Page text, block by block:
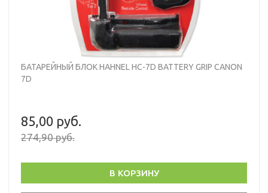
БАТАРЕЙНЫЙ БЛОК HAHNEL HC-7D BATTERY GRIP CANON
7D
85,00 руб.
274,90 руб.
В КОРЗИНУ